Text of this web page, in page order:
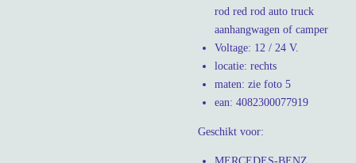
rod red rod auto truck
aanhangwagen of camper
Voltage: 12 / 24 V.
locatie: rechts
maten: zie foto 5
ean: 4082300077919
Geschikt voor:
MERCEDES-BENZ